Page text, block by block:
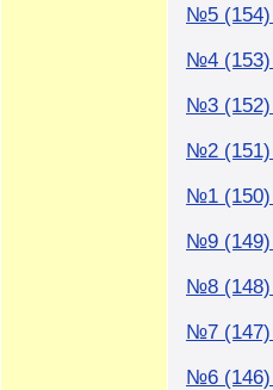
№5 (154)
№4 (153)
№3 (152)
№2 (151)
№1 (150)
№9 (149)
№8 (148)
№7 (147)
№6 (146)